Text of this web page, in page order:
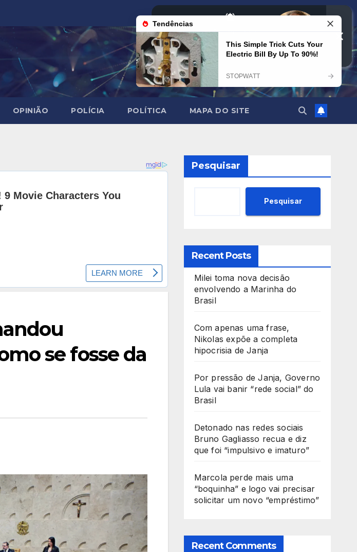
OPINIÃO POLÍCIA POLÍTICA MAPA DO SITE
se fosse da
Pesquisar
Pesquisar
Recent Posts
Milei toma nova decisão
envolvendo a Marinha do
Brasil
Com apenas uma frase,
Nikolas expõe a completa
hipocrisia de Janja
Por pressão de Janja, Governo
Lula vai banir “rede social” do
Brasil
Detonado nas redes sociais
Bruno Gagliasso recua e diz
que foi “impulsivo e imaturo”
Marcola perde mais uma
“boquinha” e logo vai precisar
solicitar um novo “empréstimo”
Recent Comments